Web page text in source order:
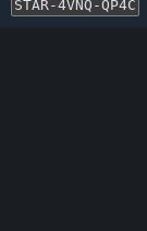
STAR-4VNQ-QP4C